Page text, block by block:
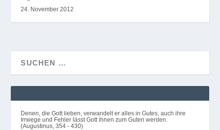
24. November 2012
Denen, die Gott lieben, verwandelt er alles in Gutes, auch ihre
Irrwege und Fehler lässt Gott ihnen zum Guten werden.
(Augustinus, 354 - 430)